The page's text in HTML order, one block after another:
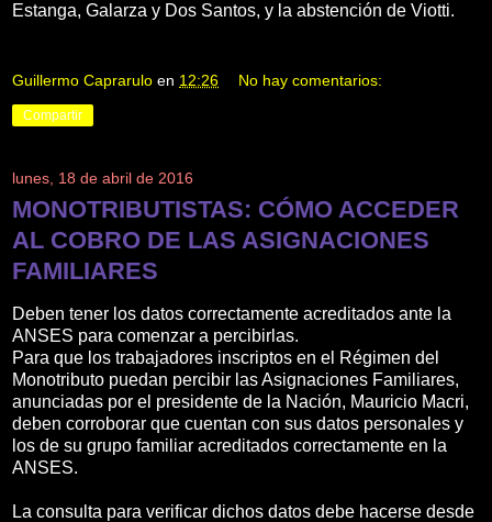
Estanga, Galarza y Dos Santos, y la abstención de Viotti.
Guillermo Caprarulo en 12:26 No hay comentarios:
Compartir
lunes, 18 de abril de 2016
MONOTRIBUTISTAS: CÓMO ACCEDER
AL COBRO DE LAS ASIGNACIONES
FAMILIARES
Deben tener los datos correctamente acreditados ante la
ANSES para comenzar a percibirlas.
Para que los trabajadores inscriptos en el Régimen del
Monotributo puedan percibir las Asignaciones Familiares,
anunciadas por el presidente de la Nación, Mauricio Macri,
deben corroborar que cuentan con sus datos personales y
los de su grupo familiar acreditados correctamente en la
ANSES.
La consulta para verificar dichos datos debe hacerse desde